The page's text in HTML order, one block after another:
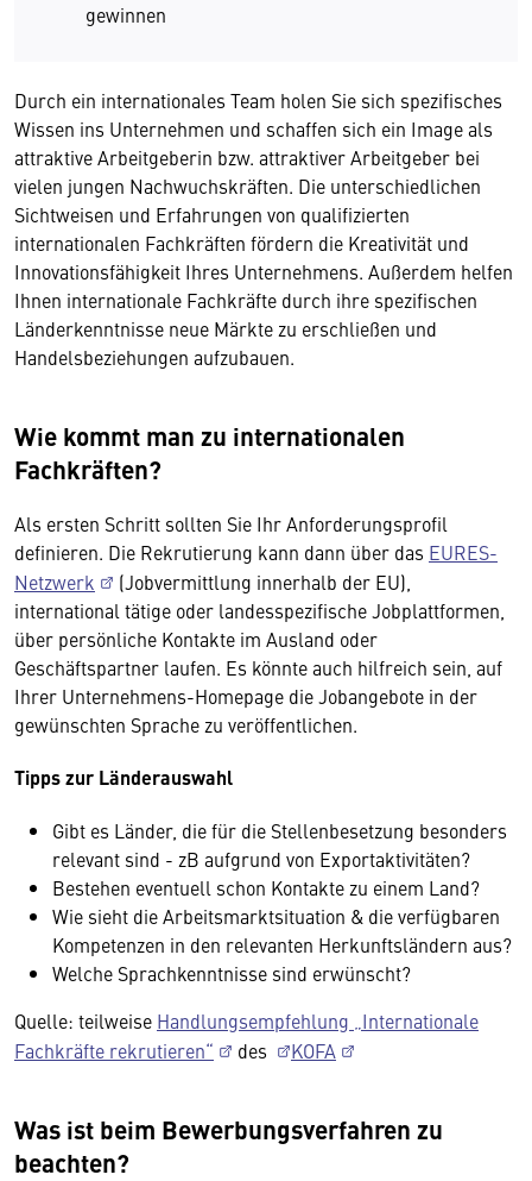
gewinnen
Durch ein internationales Team holen Sie sich spezifisches
Wissen ins Unternehmen und schaffen sich ein Image als
attraktive Arbeitgeberin bzw. attraktiver Arbeitgeber bei
vielen jungen Nachwuchskräften. Die unterschiedlichen
Sichtweisen und Erfahrungen von qualifizierten
internationalen Fachkräften fördern die Kreativität und
Innovationsfähigkeit Ihres Unternehmens. Außerdem helfen
Ihnen internationale Fachkräfte durch ihre spezifischen
Länderkenntnisse neue Märkte zu erschließen und
Handelsbeziehungen aufzubauen.
Wie kommt man zu internationalen
Fachkräften?
Als ersten Schritt sollten Sie Ihr Anforderungsprofil
definieren. Die Rekrutierung kann dann über das EURES-
Netzwerk
(Jobvermittlung innerhalb der EU),
international tätige oder landesspezifische Jobplattformen,
über persönliche Kontakte im Ausland oder
Geschäftspartner laufen. Es könnte auch hilfreich sein, auf
Ihrer Unternehmens-Homepage die Jobangebote in der
gewünschten Sprache zu veröffentlichen.
Tipps zur Länderauswahl
Gibt es Länder, die für die Stellenbesetzung besonders
relevant sind - zB aufgrund von Exportaktivitäten?
Bestehen eventuell schon Kontakte zu einem Land?
Wie sieht die Arbeitsmarktsituation & die verfügbaren
Kompetenzen in den relevanten Herkunftsländern aus?
Welche Sprachkenntnisse sind erwünscht?
Quelle: teilweise Handlungsempfehlung „Internationale
Fachkräfte rekrutieren“
des KOFA
Was ist beim Bewerbungsverfahren zu
beachten?